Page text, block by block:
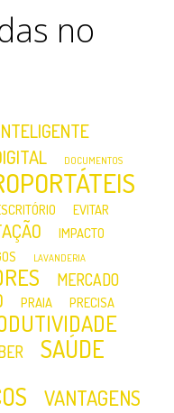
no
DOCUMENTOS
EVITAR
IMPACTO
LAVANDERIA
MERCADO
PRAIA PRECISA
SAÚDE
VANTAGENS